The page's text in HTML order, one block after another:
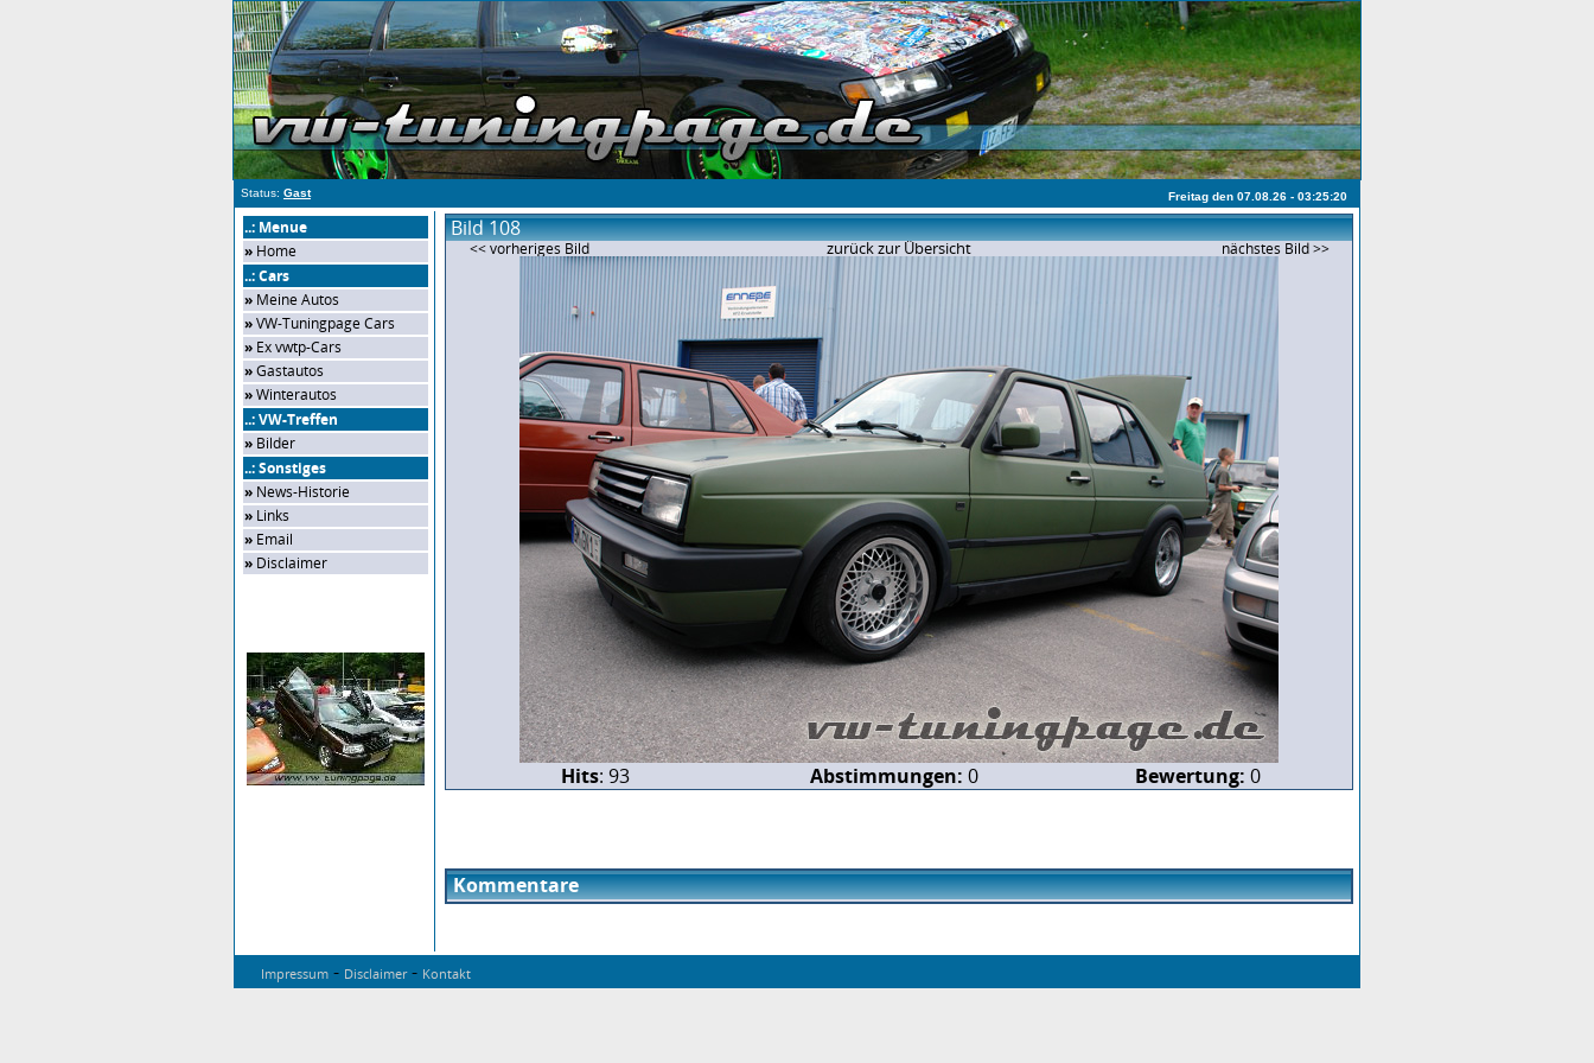
Status: Gast Freitag den 07.08.26 - 03:25:20
..: Menue
» Home
..: Cars
» Meine Autos
»VW-Tuningpage Cars
» Ex vwtp-Cars
»Gastautos
»Winterautos
..: VW-Treffen
» Bilder
..: Sonstiges
» News-Historie
» Links
» Email
» Disclaimer
Bild 108
<< vorheriges Bild zurück zur Übersicht nächstes Bild >>
Hits: 93 Abstimmungen: 0 Bewertung: 0
Kommentare
Impressum - Disclaimer- Kontakt